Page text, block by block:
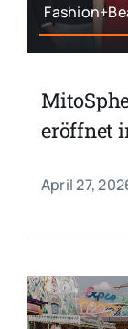
eröffnet
April 27,